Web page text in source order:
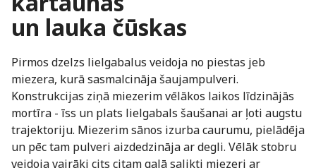
un lauka čūskas
Pirmos dzelzs lielgabalus veidoja no piestas jeb
miezera, kurā sasmalcināja šaujampulveri.
Konstrukcijas ziņā miezerim vēlākos laikos līdzinājās
mortīra - īss un plats lielgabals šaušanai ar ļoti augstu
trajektoriju. Miezerim sānos izurba caurumu, pielādēja
un pēc tam pulveri aizdedzināja ar degli. Vēlāk stobru
veidoja vairāki cits citam galā salikti miezeri ar